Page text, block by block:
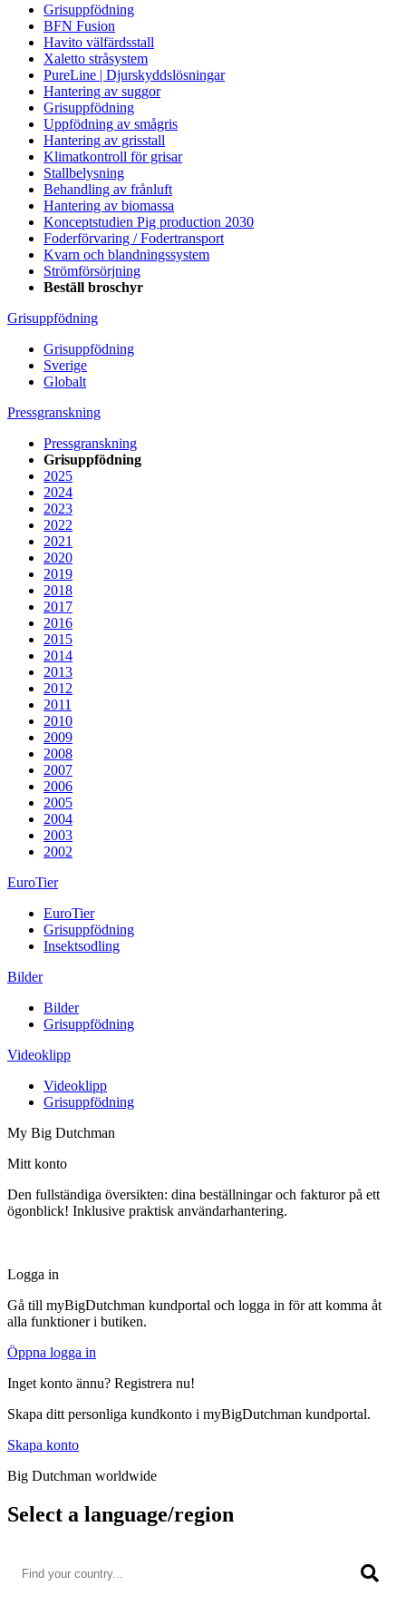
Grisuppfödning
BFN Fusion
Havito välfärdsstall
Xaletto stråsystem
PureLine | Djurskyddslösningar
Hantering av suggor
Grisuppfödning
Uppfödning av smågris
Hantering av grisstall
Klimatkontroll för grisar
Stallbelysning
Behandling av frånluft
Hantering av biomassa
Konceptstudien Pig production 2030
Foderförvaring / Fodertransport
Kvarn och blandningssystem
Strömförsörjning
Beställ broschyr
Grisuppfödning
Grisuppfödning
Sverige
Globalt
Pressgranskning
Pressgranskning
Grisuppfödning
2025
2024
2023
2022
2021
2020
2019
2018
2017
2016
2015
2014
2013
2012
2011
2010
2009
2008
2007
2006
2005
2004
2003
2002
EuroTier
EuroTier
Grisuppfödning
Insektsodling
Bilder
Bilder
Grisuppfödning
Videoklipp
Videoklipp
Grisuppfödning
My Big Dutchman
Mitt konto
Den fullständiga översikten: dina beställningar och fakturor på ett
ögonblick! Inklusive praktisk användarhantering.
Logga in
Gå till myBigDutchman kundportal och logga in för att komma åt
alla funktioner i butiken.
Öppna logga in
Inget konto ännu? Registrera nu!
Skapa ditt personliga kundkonto i myBigDutchman kundportal.
Skapa konto
Big Dutchman worldwide
Select a language/region